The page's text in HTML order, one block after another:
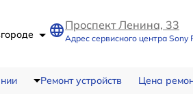
Проспект Ленина, 33
Адрес сервисного центра Sony
Ремонт устройств Цена